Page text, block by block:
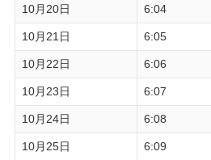
10月20日 6:04
10月21日 6:05
10月22日 6:06
10月23日 6:07
10月24日 6:08
10月25日 6:09